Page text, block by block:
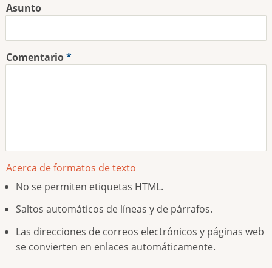
Asunto
Comentario
Acerca de formatos de texto
No se permiten etiquetas HTML.
Saltos automáticos de líneas y de párrafos.
Las direcciones de correos electrónicos y páginas web
se convierten en enlaces automáticamente.